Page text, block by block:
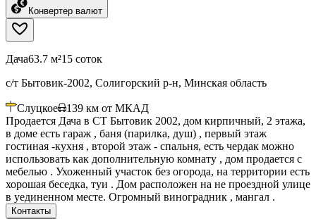
Конвертер валют
Дача63.7 м²15 соток
с/т Бытовик-2002, Солигорский р-н, Минская область
Слуцкое 139 км от МКАД
Продается Дача в СТ Бытовик 2002, дом кирпичный, 2 этажа,
в доме есть гараж , баня (парилка, душ) , первый этаж
гостиная -кухня , второй этаж - спальня, есть чердак можно
использовать как дополнительную комнату , дом продается с
мебелью . Ухоженный участок без огорода, на территории есть
хорошая беседка, туи . Дом расположен на не проездной улице
в уединенном месте. Огромный виноградник , мангал .
Контакты